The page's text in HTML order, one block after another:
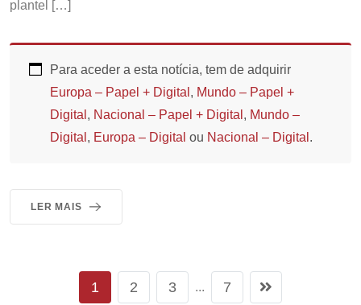
plantel […]
Para aceder a esta notícia, tem de adquirir
Europa – Papel + Digital , Mundo – Papel +
Digital , Nacional – Papel + Digital , Mundo –
Digital , Europa – Digital ou Nacional – Digital .
LER MAIS
1 2 3 ... 7